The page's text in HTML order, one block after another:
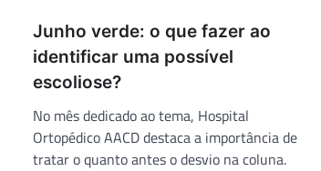
Junho verde: o que fazer ao
identificar uma possível
escoliose?
No mês dedicado ao tema, Hospital
Ortopédico AACD destaca a importância de
tratar o quanto antes o desvio na coluna.